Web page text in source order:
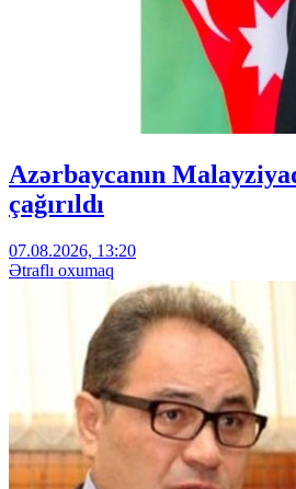
Azərbaycanın
çağırıldı
07.08.2026, 13:20
Ətraflı oxumaq